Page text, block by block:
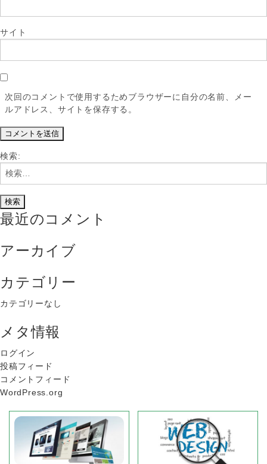
サイト
次回のコメントで使用するためブラウザーに自分の名前、メー
ルアドレス、サイトを保存する。
検索:
最近のコメント
アーカイブ
カテゴリー
カテゴリーなし
メタ情報
ログイン
投稿フィード
コメントフィード
WordPress.org